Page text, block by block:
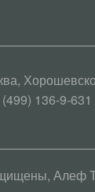
136-9-631
Алеф